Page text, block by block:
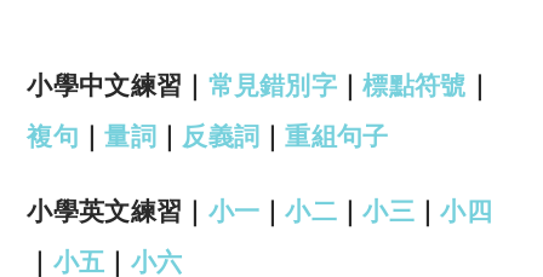
小學中文練習｜ 常見錯別字 ｜標點符號
複句 ｜量詞 反義詞 ｜重組句子
小學英文練習｜ 小一 ｜小二 ｜小三｜小四
小五 小六